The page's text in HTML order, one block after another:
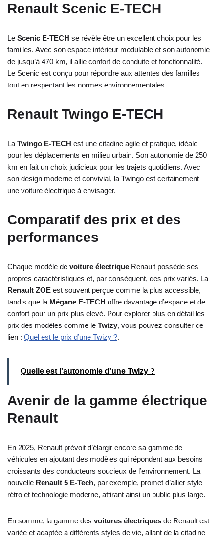
Renault Scenic E-TECH
Le Scenic E-TECH se révèle être un excellent choix pour les
familles. Avec son espace intérieur modulable et son autonomie
de jusqu’à 470 km, il allie confort de conduite et fonctionnalité.
Le Scenic est conçu pour répondre aux attentes des familles
tout en respectant les normes environnementales.
Renault Twingo E-TECH
La Twingo E-TECH est une citadine agile et pratique, idéale
pour les déplacements en milieu urbain. Son autonomie de 250
km en fait un choix judicieux pour les trajets quotidiens. Avec
son design moderne et convivial, la Twingo est certainement
une voiture électrique à envisager.
Comparatif des prix et des
performances
Chaque modèle de voiture électrique Renault possède ses
propres caractéristiques et, par conséquent, des prix variés. La
Renault ZOE est souvent perçue comme la plus accessible,
tandis que la Mégane E-TECH offre davantage d’espace et de
confort pour un prix plus élevé. Pour explorer plus en détail les
prix des modèles comme le Twizy, vous pouvez consulter ce
lien : Quel est le prix d’une Twizy ?.
Quelle est l'autonomie d'une Twizy ?
Avenir de la gamme électrique
Renault
En 2025, Renault prévoit d’élargir encore sa gamme de
véhicules en ajoutant des modèles qui répondent aux besoins
croissants des conducteurs soucieux de l’environnement. La
nouvelle Renault 5 E-Tech, par exemple, promet d’allier style
rétro et technologie moderne, attirant ainsi un public plus large.
En somme, la gamme des voitures électriques de Renault est
variée et adaptée à différents styles de vie, allant de la citadine